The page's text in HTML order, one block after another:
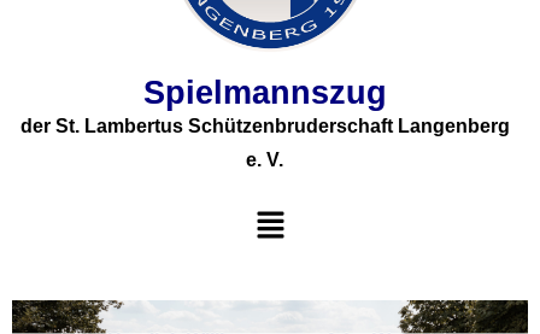
Spielmannszug
der St. Lambertus Schützenbruderschaft Langenberg
e. V.